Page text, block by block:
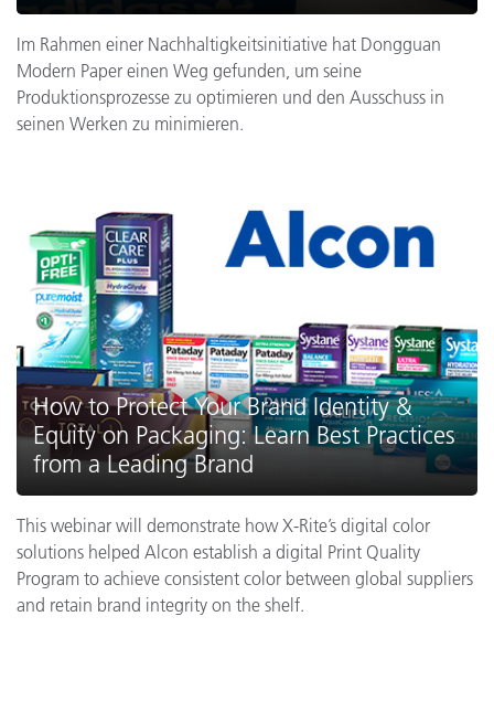
Im Rahmen einer Nachhaltigkeitsinitiative hat Dongguan
Modern Paper einen Weg gefunden, um seine
Produktionsprozesse zu optimieren und den Ausschuss in
seinen Werken zu minimieren.
How to Protect Your Brand Identity &
Equity on Packaging: Learn Best Practices
from a Leading Brand
This webinar will demonstrate how X-Rite’s digital color
solutions helped Alcon establish a digital Print Quality
Program to achieve consistent color between global suppliers
and retain brand integrity on the shelf.